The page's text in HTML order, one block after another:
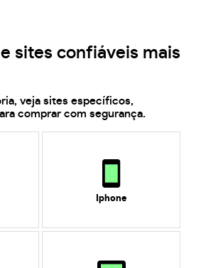
sites confiáveis mais
veja sites específicos,
comprar com segurança.
Iphone